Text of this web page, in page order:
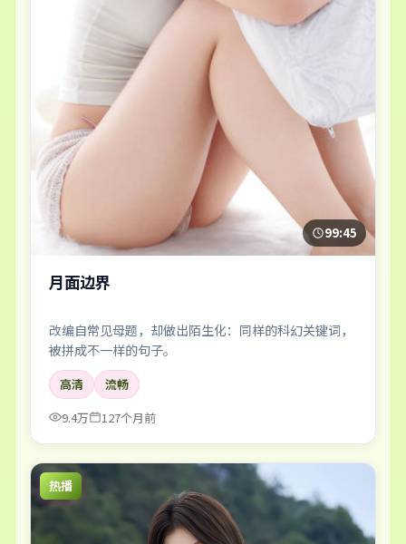
99:45
月面边界
改编自常见母题，却做出陌生化：同样的科幻关键词，
被拼成不一样的句子。
高清
流畅
9.4万
127个月前
热播